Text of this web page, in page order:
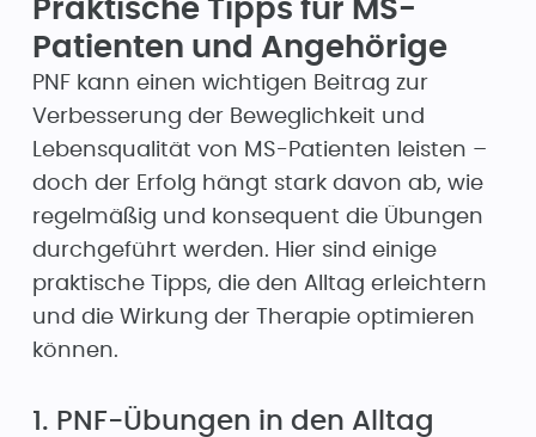
Praktische Tipps für MS-
Patienten und Angehörige
PNF kann einen wichtigen Beitrag zur
Verbesserung der Beweglichkeit und
Lebensqualität von MS-Patienten leisten –
doch der Erfolg hängt stark davon ab, wie
regelmäßig und konsequent die Übungen
durchgeführt werden. Hier sind einige
praktische Tipps, die den Alltag erleichtern
und die Wirkung der Therapie optimieren
können.
1. PNF-Übungen in den Alltag